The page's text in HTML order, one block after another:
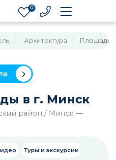
0
Архитектура Площадь
в г. Минск
район Минск —
Туры и экскурсии